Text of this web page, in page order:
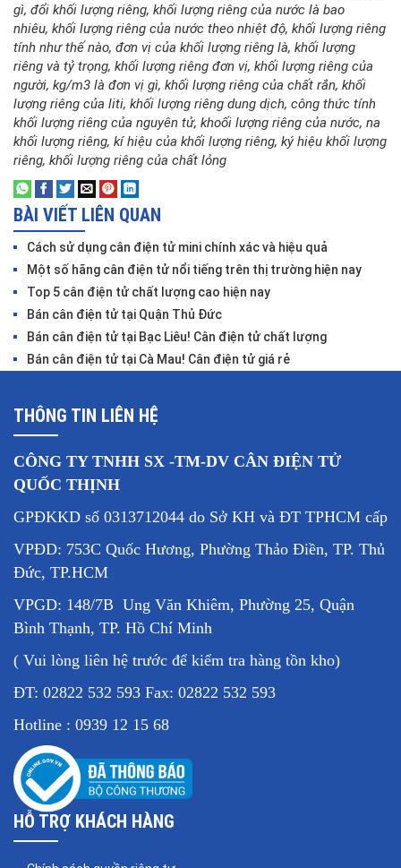
gì, đổi khối lượng riêng, khối lượng riêng của nước là bao
nhiêu, khối lượng riêng của nước theo nhiệt độ, khối lượng riêng
tính như thế nào, đơn vị của khối lượng riêng là, khối lượng
riêng và tỷ trọng, khối lượng riêng đơn vị, khối lượng riêng của
người, kg/m3 là đơn vị gì, khối lượng riêng của chất rắn, khối
lượng riêng của liti, khối lượng riêng dung dịch, công thức tính
khối lượng riêng của nguyên tử, khoối lượng riêng của nước, na
khối lượng riêng, kí hiệu của khối lượng riêng, ký hiệu khối lượng
riêng, khối lượng riêng của chất lỏng
BÀI VIẾT LIÊN QUAN
Cách sử dụng cân điện tử mini chính xác và hiệu quả
Một số hãng cân điện tử nổi tiếng trên thị trường hiện nay
Top 5 cân điện tử chất lượng cao hiện nay
Bán cân điện tử tại Quận Thủ Đức
Bán cân điện tử tại Bạc Liêu! Cân điện tử chất lượng
Bán cân điện tử tại Cà Mau! Cân điện tử giá rẻ
THÔNG TIN LIÊN HỆ
CÔNG TY TNHH SX -TM-DV CÂN ĐIỆN TỬ
QUỐC THỊNH
GPĐKKD số 0313712044 do Sở KH và ĐT TPHCM cấp
VPĐD: 753C Quốc Hương, Phường Thảo Điền, TP. Thủ
Đức, TP.HCM
VPGD: 148/7B Ung Văn Khiêm, Phường 25, Quận
Bình Thạnh, TP. Hồ Chí Minh
( Vui lòng liên hệ trước để kiểm tra hàng tồn kho)
ĐT: 02822 532 593 Fax: 02822 532 593
Hotline : 0939 12 15 68
HỖ TRỢ KHÁCH HÀNG